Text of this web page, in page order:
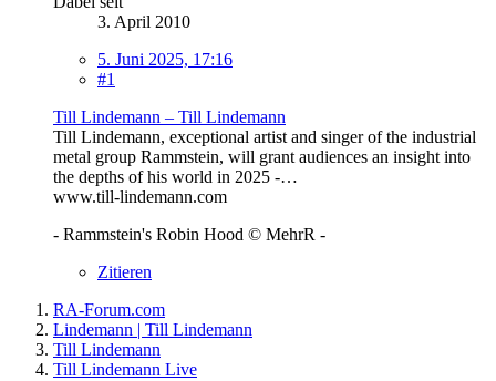
3. April 2010
5. Juni 2025, 17:16
#1
Till Lindemann – Till Lindemann
Till Lindemann, exceptional artist and singer of the industrial
metal group Rammstein, will grant audiences an insight into
the depths of his world in 2025 -…
www.till-lindemann.com
- Rammstein's Robin Hood © MehrR -
Zitieren
RA-Forum.com
Lindemann | Till Lindemann
Till Lindemann
Till Lindemann Live